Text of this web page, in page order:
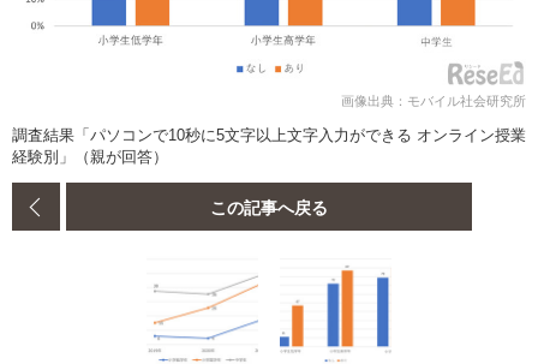
画像出典：モバイル社会研究所
調査結果「パソコンで10秒に5文字以上文字入力ができる オンライン授業
経験別」（親が回答）
この記事へ戻る